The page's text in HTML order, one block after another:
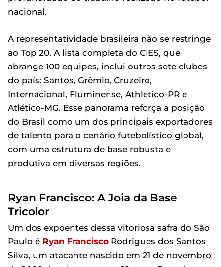
nacional.
A representatividade brasileira não se restringe
ao Top 20. A lista completa do CIES, que
abrange 100 equipes, inclui outros sete clubes
do país: Santos, Grêmio, Cruzeiro,
Internacional, Fluminense, Athletico-PR e
Atlético-MG. Esse panorama reforça a posição
do Brasil como um dos principais exportadores
de talento para o cenário futebolístico global,
com uma estrutura de base robusta e
produtiva em diversas regiões.
Ryan Francisco: A Joia da Base
Tricolor
Um dos expoentes dessa vitoriosa safra do São
Paulo é Ryan Francisco Rodrigues dos Santos
Silva, um atacante nascido em 21 de novembro